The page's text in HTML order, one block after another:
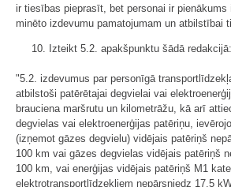
ir tiesības pieprasīt, bet personai ir pienākums
minēto izdevumu pamatojumam un atbilstībai
10. Izteikt 5.2. apakšpunktu šādā redakcijā:
"5.2. izdevumus par personīgā
atbilstoši patērētajai degvielai vai
brauciena maršrutu un kilometrāžu, kā arī
degvielas vai elektroenerģijas patēriņu,
(izņemot gāzes degvielu) vidējais patēriņš
100 km vai gāzes degvielas vidējais patēriņš
100 km, vai enerģijas vidējais patēriņš M1
elektrotransportlīdzekļiem nepārsniedz 17,5